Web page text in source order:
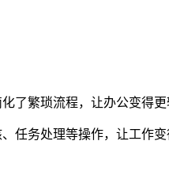
了繁琐流程，让办公变得更
任务处理等操作，让工作变